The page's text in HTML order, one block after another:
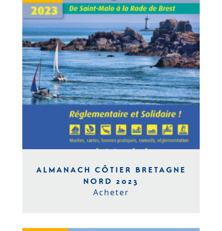
ALMANACH CÔTIER BRETAGNE
NORD 2023
Acheter